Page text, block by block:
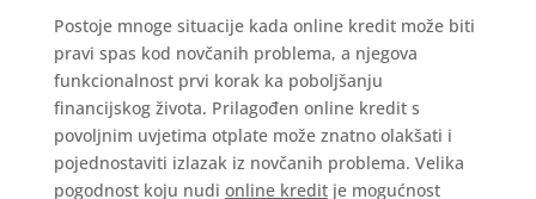
Postoje mnoge situacije kada online kredit može biti
pravi spas kod novčanih problema, a njegova
funkcionalnost prvi korak ka poboljšanju
financijskog života. Prilagođen online kredit s
povoljnim uvjetima otplate može znatno olakšati i
pojednostaviti izlazak iz novčanih problema. Velika
pogodnost koju nudi online kreditje mogućnost